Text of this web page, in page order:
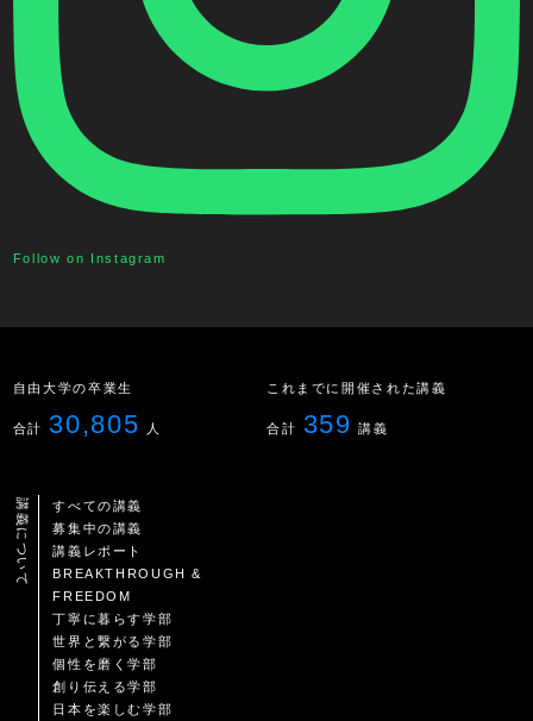
Follow on Instagram
自由大学の卒業生
合計 30,805 人
これまでに開催された講義
合計 359 講義
講義について
すべての講義
募集中の講義
講義レポート
BREAKTHROUGH &
FREEDOM
丁寧に暮らす学部
世界と繋がる学部
個性を磨く学部
創り伝える学部
日本を楽しむ学部